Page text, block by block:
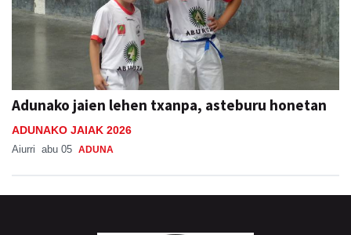
Adunako jaien lehen txanpa, asteburu honetan
ADUNAKO JAIAK 2026
Aiurri abu 05 ADUNA